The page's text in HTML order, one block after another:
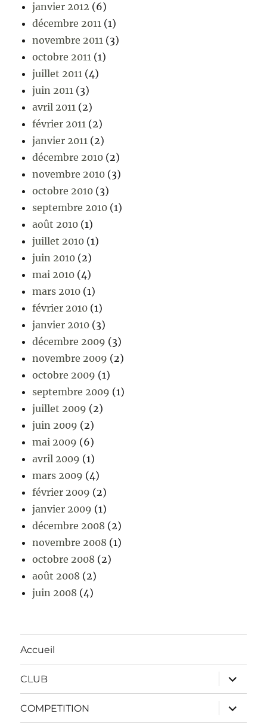
janvier 2012 (6)
décembre 2011 (1)
novembre 2011 (3)
octobre 2011 (1)
juillet 2011 (4)
juin 2011 (3)
avril 2011 (2)
février 2011 (2)
janvier 2011 (2)
décembre 2010 (2)
novembre 2010 (3)
octobre 2010 (3)
septembre 2010 (1)
août 2010 (1)
juillet 2010 (1)
juin 2010 (2)
mai 2010 (4)
mars 2010 (1)
février 2010 (1)
janvier 2010 (3)
décembre 2009 (3)
novembre 2009 (2)
octobre 2009 (1)
septembre 2009 (1)
juillet 2009 (2)
juin 2009 (2)
mai 2009 (6)
avril 2009 (1)
mars 2009 (4)
février 2009 (2)
janvier 2009 (1)
décembre 2008 (2)
novembre 2008 (1)
octobre 2008 (2)
août 2008 (2)
juin 2008 (4)
Accueil
CLUB
ouvrir
le
sous-
menu
COMPETITION
ouvrir
le